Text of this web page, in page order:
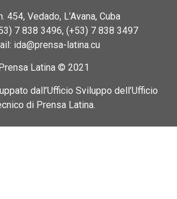
454, Vedado, L’Avana, Cuba
7 838 3496, (+53) 7 838 3497
ida@prensa-latina.cu
Prensa Latina © 2021
dall’Ufficio Sviluppo dell’Ufficio
di Prensa Latina.